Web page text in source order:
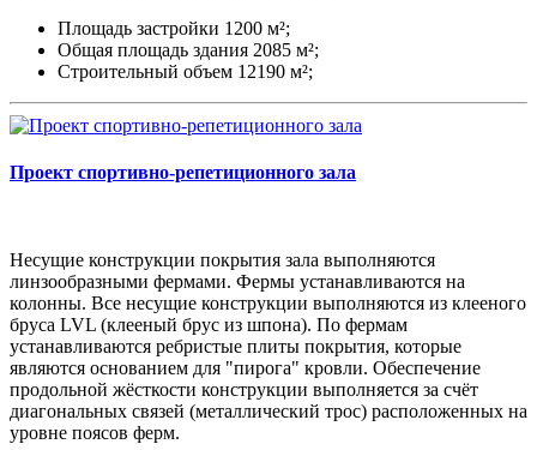
Площадь застройки 1200 м²;
Общая площадь здания 2085 м²;
Строительный объем 12190 м²;
Проект спортивно-репетиционного зала
Несущие конструкции покрытия зала выполняются
линзообразными фермами. Фермы устанавливаются на
колонны. Все несущие конструкции выполняются из клееного
бруса LVL (клееный брус из шпона). По фермам
устанавливаются ребристые плиты покрытия, которые
являются основанием для "пирога" кровли. Обеспечение
продольной жёсткости конструкции выполняется за счёт
диагональных связей (металлический трос) расположенных на
уровне поясов ферм.